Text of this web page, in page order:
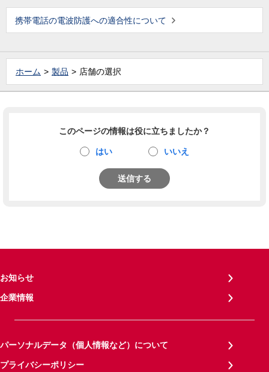
携帯電話の電波防護への適合性について
ホーム 製品 店舗の選択
このページの情報は役に立ちましたか？
はい いいえ
送信する
お知らせ
企業情報
パーソナルデータ（個人情報など）について
プライバシーポリシー